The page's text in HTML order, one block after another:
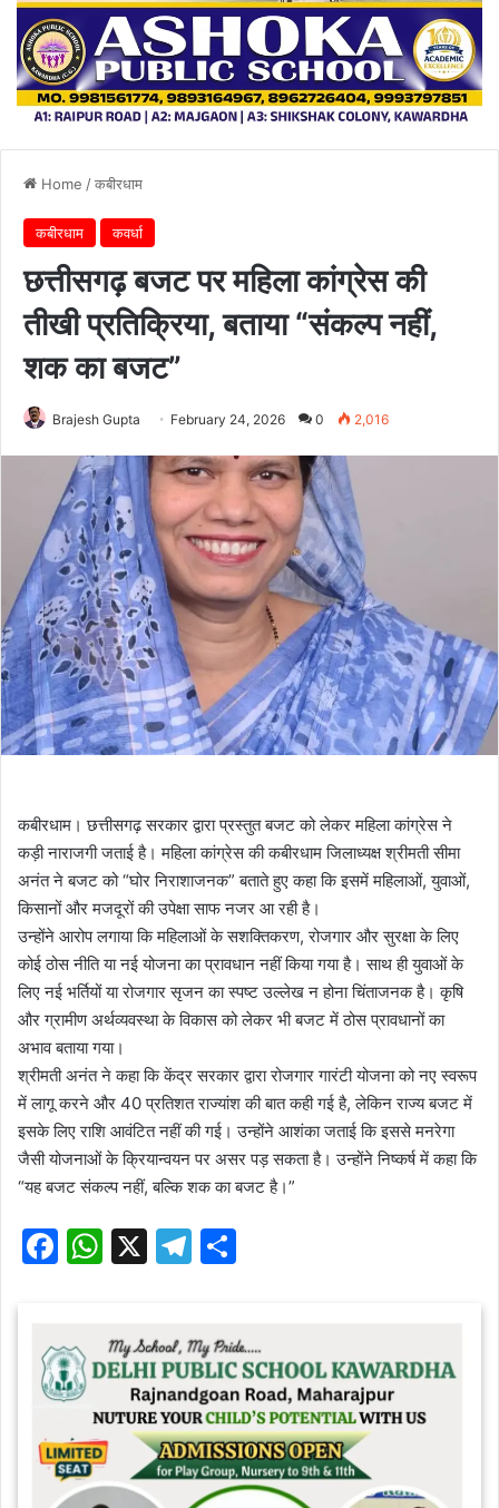
Home /कबीरधाम
कबीरधाम कवर्धा
छत्तीसगढ़ बजट पर महिला कांग्रेस की
तीखी प्रतिक्रिया, बताया “संकल्प नहीं,
शक का बजट”
Brajesh Gupta February 24, 2026 0 2,016
कबीरधाम। छत्तीसगढ़ सरकार द्वारा प्रस्तुत बजट को लेकर महिला कांग्रेस ने
कड़ी नाराजगी जताई है। महिला कांग्रेस की कबीरधाम जिलाध्यक्ष श्रीमती सीमा
अनंत ने बजट को “घोर निराशाजनक” बताते हुए कहा कि इसमें महिलाओं, युवाओं,
किसानों और मजदूरों की उपेक्षा साफ नजर आ रही है।
उन्होंने आरोप लगाया कि महिलाओं के सशक्तिकरण, रोजगार और सुरक्षा के लिए
कोई ठोस नीति या नई योजना का प्रावधान नहीं किया गया है। साथ ही युवाओं के
लिए नई भर्तियों या रोजगार सृजन का स्पष्ट उल्लेख न होना चिंताजनक है। कृषि
और ग्रामीण अर्थव्यवस्था के विकास को लेकर भी बजट में ठोस प्रावधानों का
अभाव बताया गया।
श्रीमती अनंत ने कहा कि केंद्र सरकार द्वारा रोजगार गारंटी योजना को नए स्वरूप
में लागू करने और 40 प्रतिशत राज्यांश की बात कही गई है, लेकिन राज्य बजट में
इसके लिए राशि आवंटित नहीं की गई। उन्होंने आशंका जताई कि इससे मनरेगा
जैसी योजनाओं के क्रियान्वयन पर असर पड़ सकता है। उन्होंने निष्कर्ष में कहा कि
“यह बजट संकल्प नहीं, बल्कि शक का बजट है।”
F
e
b
o
k
W
s
A
p
p
X
T
gr
a
m
e